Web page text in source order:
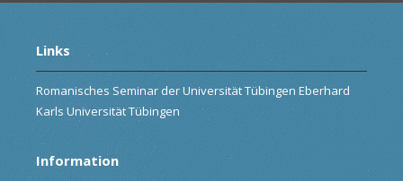
Links
Romanisches Seminar der Universität Tübingen Eberhard
Karls Universität Tübingen
Information